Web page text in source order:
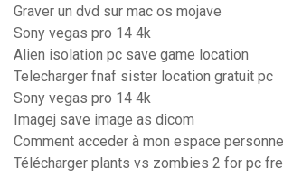
Graver un dvd sur mac os mojave
Sony vegas pro 14 4k
Alien isolation pc save game location
Telecharger fnaf sister location gratuit pc
Sony vegas pro 14 4k
Imagej save image as dicom
Comment acceder à mon espace
Télécharger plants vs zombies 2 for pc